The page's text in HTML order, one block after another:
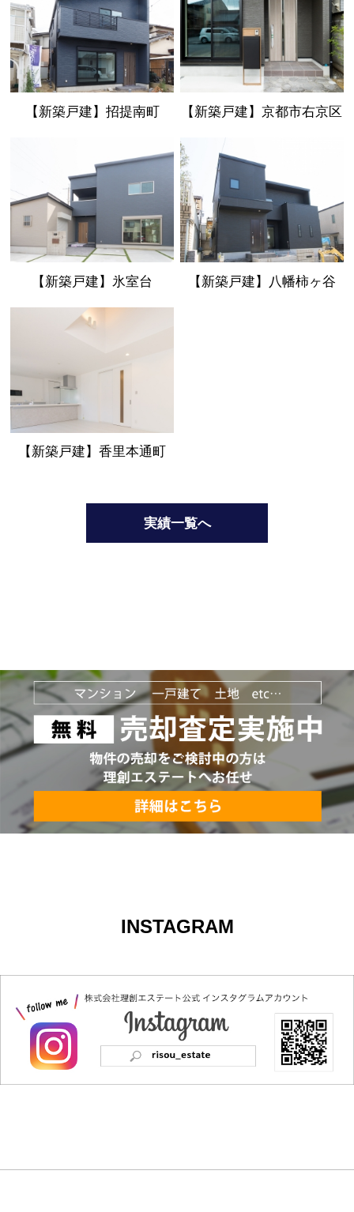
【新築戸建】招提南町 【新築戸建】京都市右京区
【新築戸建】氷室台 【新築戸建】八幡柿ヶ谷
【新築戸建】香里本通町
実績一覧へ
INSTAGRAM